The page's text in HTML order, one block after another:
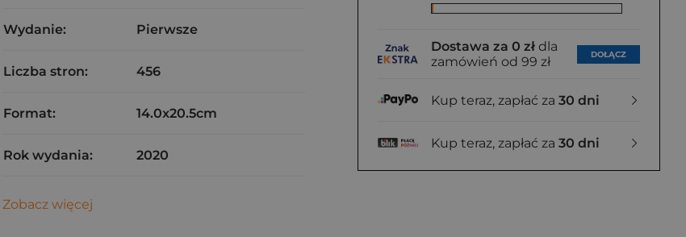
Dostawa za 0 zł dla
zamówień od 99 zł
DOŁĄCZ
Kup teraz, zapłać za 30 dni
Kup teraz, zapłać za 30 dni
Wydanie: Pierwsze
Liczba stron: 456
Format: 14.0x20.5cm
Rok wydania: 2020
Zobacz więcej